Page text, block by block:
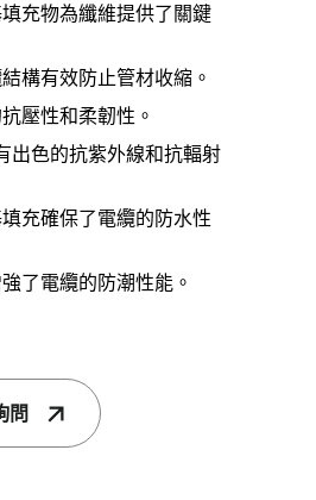
充物為纖維提供了關鍵
構有效防止管材收縮。
壓性和柔韌性。
出色的抗紫外線和抗輻射
充確保了電纜的防水性
了電纜的防潮性能。
問